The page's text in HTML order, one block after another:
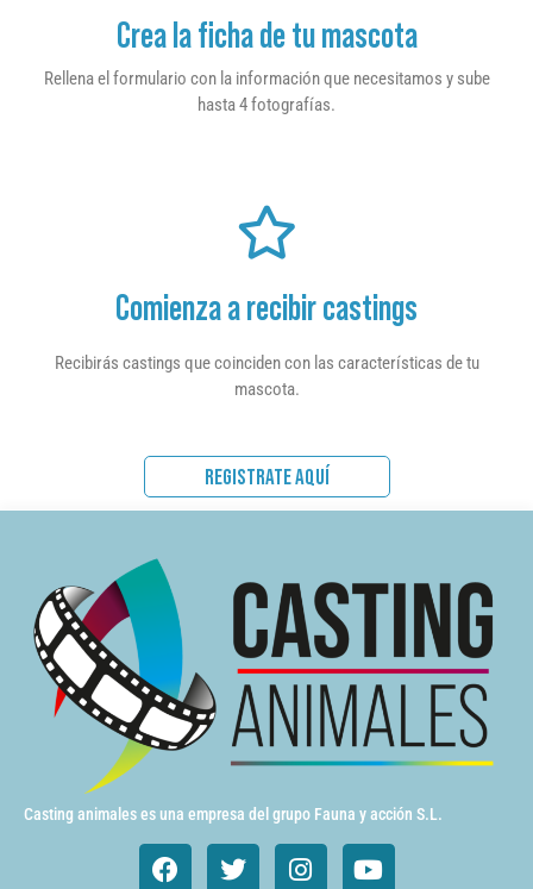
Crea la ficha de tu mascota
Rellena el formulario con la información que necesitamos y sube
hasta 4 fotografías.
Comienza a recibir castings
Recibirás castings que coinciden con las características de tu
mascota.
REGISTRATE AQUÍ
Casting animales es una empresa del grupo Fauna y acción S.L.